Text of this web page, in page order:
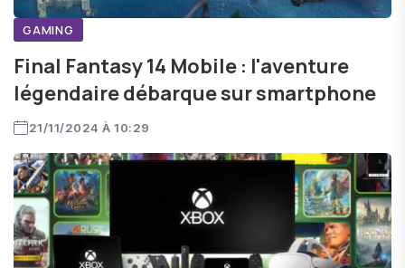
GAMING
Final Fantasy 14 Mobile : l'aventure
légendaire débarque sur smartphone
21/11/2024 À 10:29